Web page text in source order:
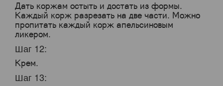
Дать коржам остыть и достать из формы.
Каждый корж разрезать на две части. Можно
пропитать каждый корж апельсиновым
ликером.
Шаг 12:
Крем.
Шаг 13: